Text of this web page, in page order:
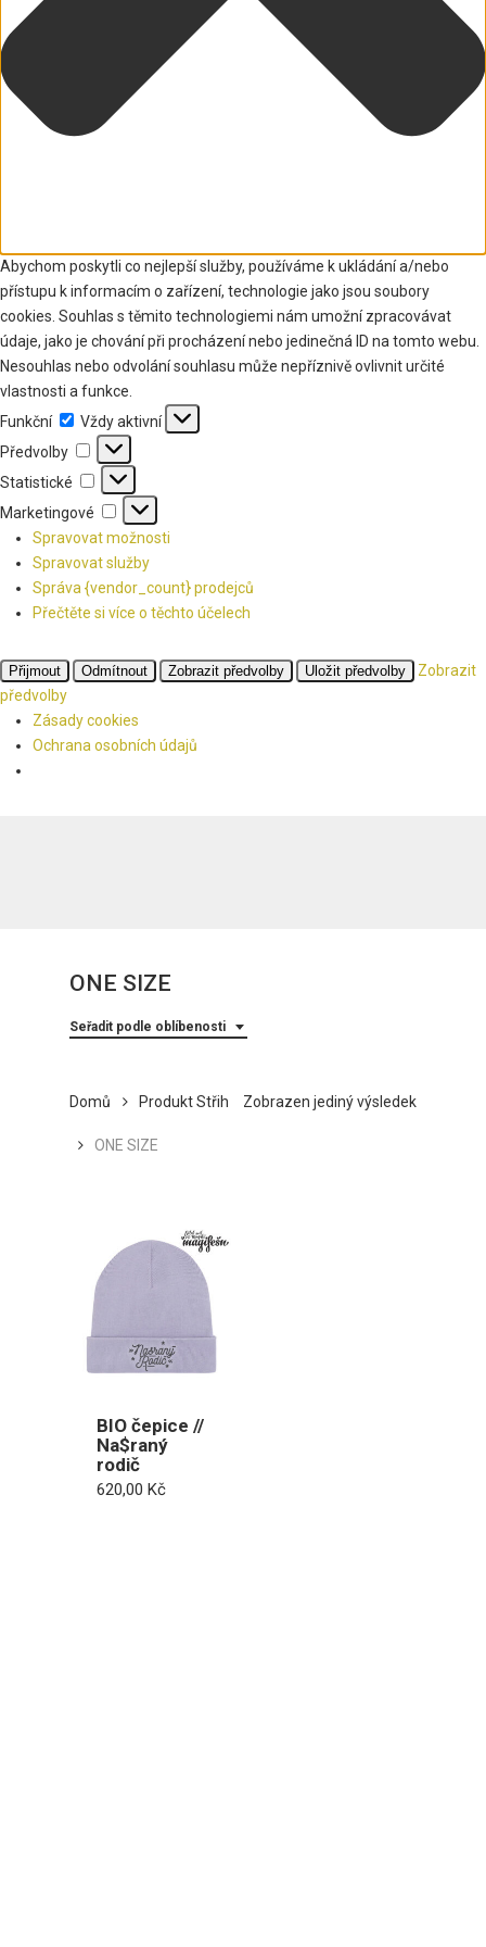
Abychom poskytli co nejlepší služby, používáme k ukládání a/nebo
přístupu k informacím o zařízení, technologie jako jsou soubory
cookies. Souhlas s těmito technologiemi nám umožní zpracovávat
údaje, jako je chování při procházení nebo jedinečná ID na tomto webu.
Nesouhlas nebo odvolání souhlasu může nepříznivě ovlivnit určité
vlastnosti a funkce.
Funkční
Funkční
Vždy aktivní
Předvolby
Předvolby
Statistické Statistické
Marketingové
Marketingové
Spravovat možnosti
Spravovat služby
Správa {vendor_count} prodejců
Přečtěte si více o těchto účelech
Přijmout Odmítnout Zobrazit předvolby Uložit předvolby
Zobrazit
předvolby
Zásady cookies
Ochrana osobních údajů
ONE SIZE
Seřadit podle oblíbenosti
Zobrazen jediný výsledek
Domů Produkt Střih
ONE SIZE
BIO čepice //
Na$raný
rodič
620,00 Kč